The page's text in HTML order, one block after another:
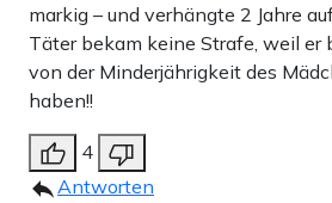
markig – und verhängte 2 Jahre
Täter bekam keine Strafe, weil er
von der Minderjährigkeit des
haben!!
4
Antworten